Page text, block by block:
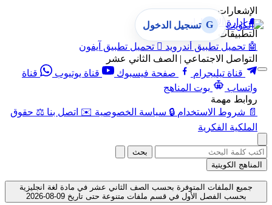
الإشعارات
🔔 إدارة الإشعارات
التطبيقات
🤖 تحميل تطبيق أندرويد  تحميل تطبيق آيفون
التواصل الاجتماعي | الصف الثاني عشر
قناة تيليجرام
صفحة فيسبوك قناة يوتيوب
قناة
واتساب
بوت المناهج
روابط مهمة
📄 شروط الاستخدام 🔒 سياسة الخصوصية ✉️ اتصل بنا ⚖️ حقوق
الملكية الفكرية
G تسجيل الدخول
بحث
المناهج الكويتية
جميع الملفات المتوفرة بحسب الصف الثاني عشر في مادة لغة انجليزية
بحسب الفصل الأول في قسم ملفات متنوعة حتى تاريخ 09-08-2026